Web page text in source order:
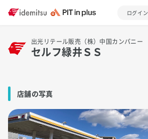
ログイン
出光リテール販売（株）中国カンパニー
セルフ緑井ＳＳ
店舗の写真